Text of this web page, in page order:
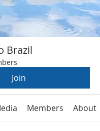
Brazil
Join
Members About